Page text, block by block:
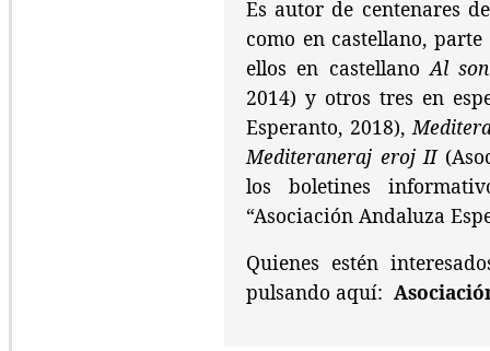
Es autor de centenares
como en castellano,
ellos en castellanoAl
2014) y otros tres en
Esperanto, 2018),
Mediteraneraj eroj II
los boletines
“Asociación Andaluza
Quienes estén
pulsando aquí: